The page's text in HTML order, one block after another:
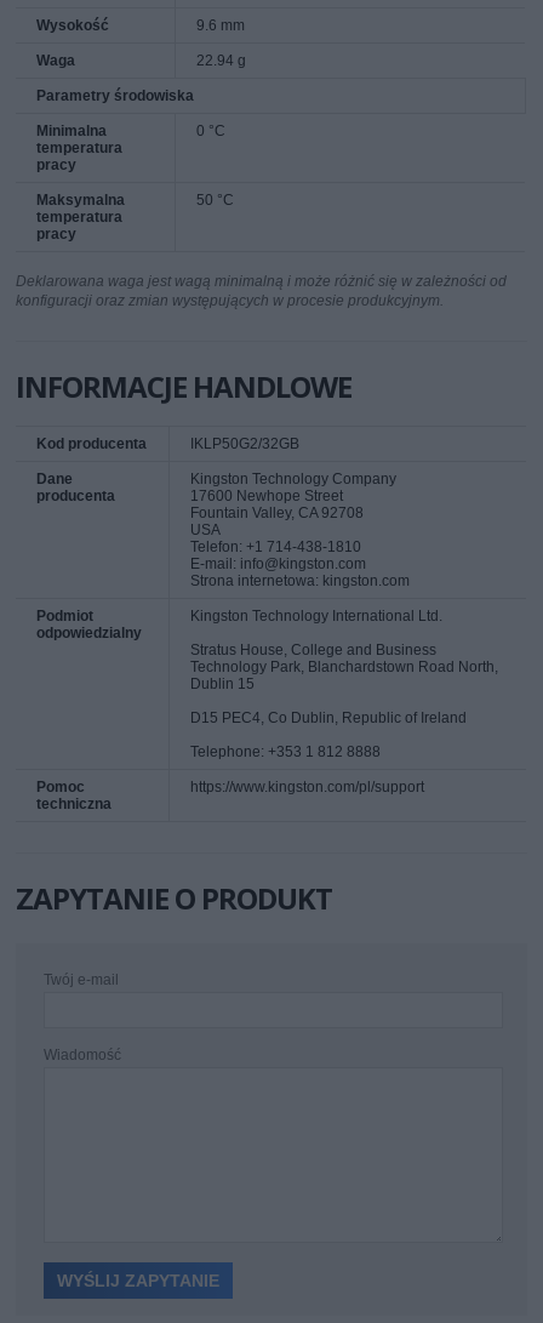
Wysokość 9.6 mm
Waga 22.94 g
Parametry środowiska
Minimalna
temperatura
pracy
0 °C
Maksymalna
temperatura
pracy
50 °C
Deklarowana waga jest wagą minimalną i może różnić się w zależności od
konfiguracji oraz zmian występujących w procesie produkcyjnym.
INFORMACJE HANDLOWE
Kod producenta IKLP50G2/32GB
Dane
producenta
Kingston Technology Company
17600 Newhope Street
Fountain Valley, CA 92708
USA
Telefon: +1 714-438-1810
E-mail: info@kingston.com
Strona internetowa: kingston.com
Podmiot
odpowiedzialny
Kingston Technology International Ltd.
Stratus House, College and Business
Technology Park, Blanchardstown Road North,
Dublin 15
D15 PEC4, Co Dublin, Republic of Ireland
Telephone: +353 1 812 8888
Pomoc
techniczna
https://www.kingston.com/pl/support
ZAPYTANIE O PRODUKT
Twój e-mail
Wiadomość